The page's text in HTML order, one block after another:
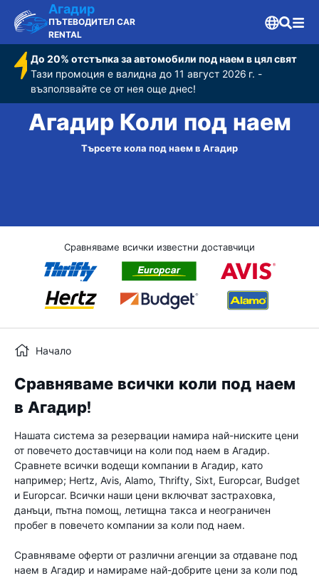
Агадир
ПЪТЕВОДИТЕЛ CAR
RENTAL
До 20% отстъпка за автомобили под наем в цял свят
Тази промоция е валидна до 11 август 2026 г. -
възползвайте се от нея още днес!
Агадир Коли под наем
Търсете кола под наем в Агадир
Сравняваме всички известни доставчици
Начало
Сравняваме всички коли под наем
в Агадир!
Нашата система за резервации намира най-ниските цени
от повечето доставчици на коли под наем в Агадир.
Сравнете всички водещи компании в Агадир, като
например; Hertz, Avis, Alamo, Thrifty, Sixt, Europcar, Budget
и Europcar. Всички наши цени включват застраховка,
данъци, пътна помощ, летищна такса и неограничен
пробег в повечето компании за коли под наем.
Сравняваме оферти от различни агенции за отдаване под
наем в Агадир и намираме най-добрите цени за коли под